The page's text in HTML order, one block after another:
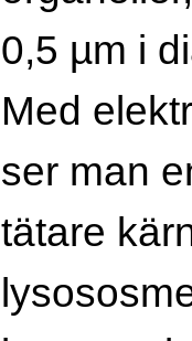
0,5 µm i
Med
ser man
tätare